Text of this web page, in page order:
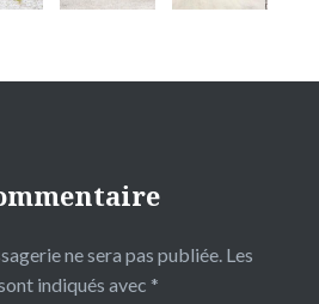
ne sera pas publiée.Les
indiqués avec *